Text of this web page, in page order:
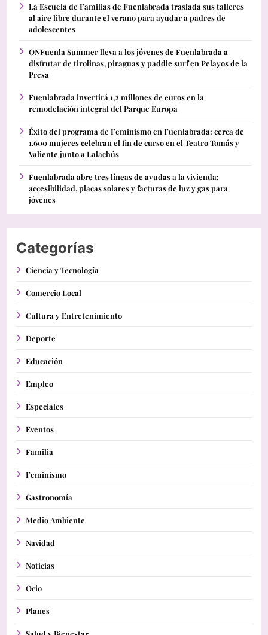
La Escuela de Familias de Fuenlabrada traslada sus talleres
al aire libre durante el verano para ayudar a padres de
adolescentes
ONFuenla Summer lleva a los jóvenes de Fuenlabrada a
disfrutar de tirolinas, piraguas y paddle surf en Pelayos de la
Presa
Fuenlabrada invertirá 1,2 millones de euros en la
remodelación integral del Parque Europa
Éxito del programa de Feminismo en Fuenlabrada: cerca de
1.600 mujeres celebran el fin de curso en el Teatro Tomás y
Valiente junto a Lalachús
Fuenlabrada abre tres líneas de ayudas a la vivienda:
accesibilidad, placas solares y facturas de luz y gas para
jóvenes
Categorías
Ciencia y Tecnología
Comercio Local
Cultura y Entretenimiento
Deporte
Educación
Empleo
Especiales
Eventos
Familia
Feminismo
Gastronomía
Medio Ambiente
Navidad
Noticias
Ocio
Planes